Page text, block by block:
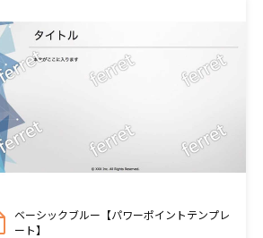
ベーシックブルー【パワーポイントテンプレ
ート】